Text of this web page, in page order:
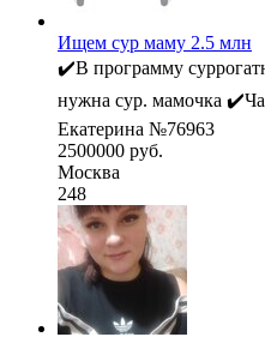
Ищем сур маму 2.5 млн
✔️В программу
нужна сур. мамочка
Екатерина №76963
2500000 руб.
Москва
248